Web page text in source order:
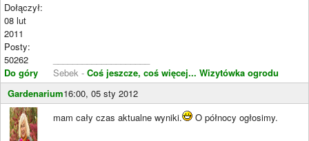
Dołączył:
08 lut
2011
Posty:
50262
Do góry
Sebek - Coś jeszcze, coś więcej... Wizytówka ogrodu
Gardenarium16:00, 05 sty 2012
mam cały czas aktualne wyniki. O północy ogłosimy.